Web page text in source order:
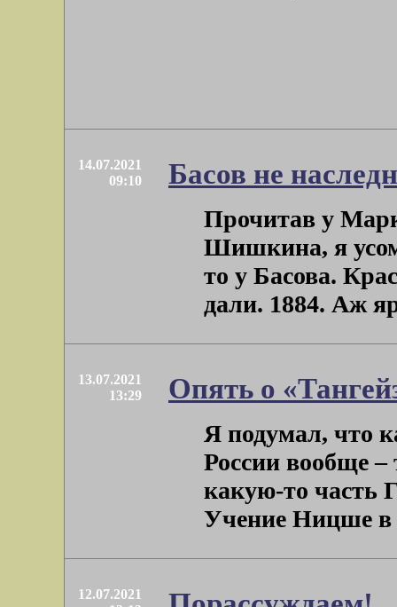
14.07.2021
09:10
Басов не
Прочитав у
Шишкина, я
то у Басова.
дали. 1884. Аж
13.07.2021
13:29
Опять о
Я подумал, что
России вообще
какую-то часть
Учение Ницше в
12.07.2021